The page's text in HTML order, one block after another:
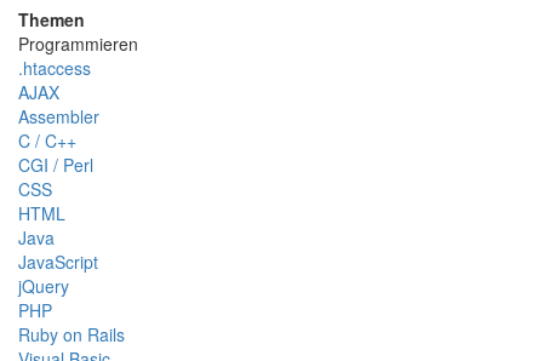
Themen
Programmieren
.htaccess
AJAX
Assembler
C / C++
CGI / Perl
CSS
HTML
Java
JavaScript
jQuery
PHP
Ruby on Rails